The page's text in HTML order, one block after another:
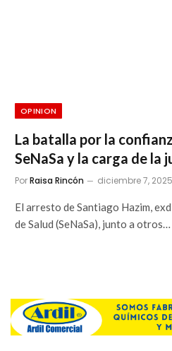
OPINION
La batalla por la
SeNaSa y la carga de la
PorRaisa Rincón diciembre 7, 2025
El arresto de Santiago Hazim,
de Salud (SeNaSa), junto a otros…